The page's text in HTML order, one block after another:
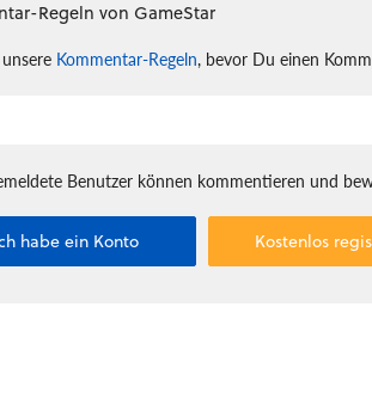
Regeln von GameStar
Kommentar-Regeln, bevor Du einen
Benutzer können kommentieren und
habe ein Konto Kostenlos